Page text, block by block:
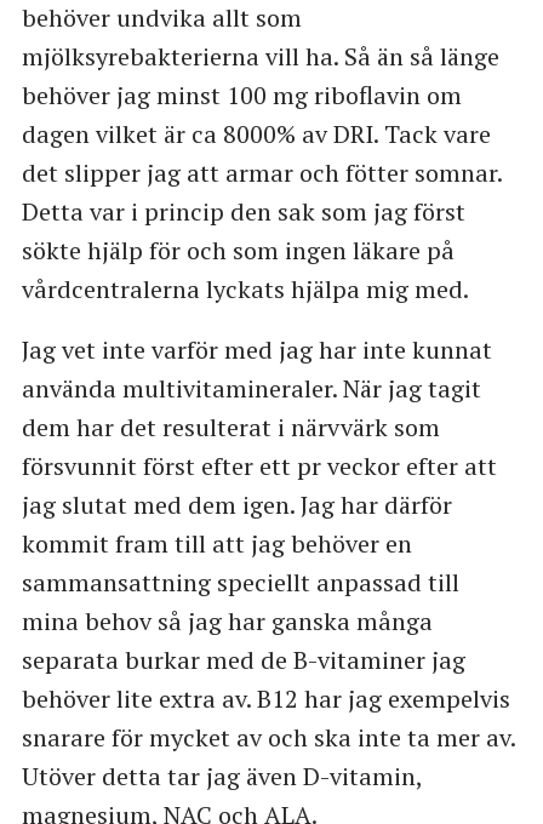
behöver undvika allt som
mjölksyrebakterierna vill ha. Så än så länge
behöver jag minst 100 mg riboflavin om
dagen vilket är ca 8000% av DRI. Tack vare
det slipper jag att armar och fötter somnar.
Detta var i princip den sak som jag först
sökte hjälp för och som ingen läkare på
vårdcentralerna lyckats hjälpa mig med.
Jag vet inte varför med jag har inte kunnat
använda multivitamineraler. När jag tagit
dem har det resulterat i närvvärk som
försvunnit först efter ett pr veckor efter att
jag slutat med dem igen. Jag har därför
kommit fram till att jag behöver en
sammansattning speciellt anpassad till
mina behov så jag har ganska många
separata burkar med de B-vitaminer jag
behöver lite extra av. B12 har jag exempelvis
snarare för mycket av och ska inte ta mer av.
Utöver detta tar jag även D-vitamin,
magnesium, NAC och ALA.